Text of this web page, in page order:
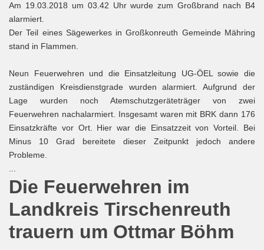
Am 19.03.2018 um 03.42 Uhr wurde zum Großbrand nach B4
alarmiert.
Der Teil eines Sägewerkes in Großkonreuth Gemeinde Mähring
stand in Flammen.
Neun Feuerwehren und die Einsatzleitung UG-ÖEL sowie die
zuständigen Kreisdienstgrade wurden alarmiert. Aufgrund der
Lage wurden noch Atemschutzgeräteträger von zwei
Feuerwehren nachalarmiert. Insgesamt waren mit BRK dann 176
Einsatzkräfte vor Ort. Hier war die Einsatzzeit von Vorteil. Bei
Minus 10 Grad bereitete dieser Zeitpunkt jedoch andere
Probleme.
Die Feuerwehren im
Landkreis Tirschenreuth
trauern um Ottmar Böhm